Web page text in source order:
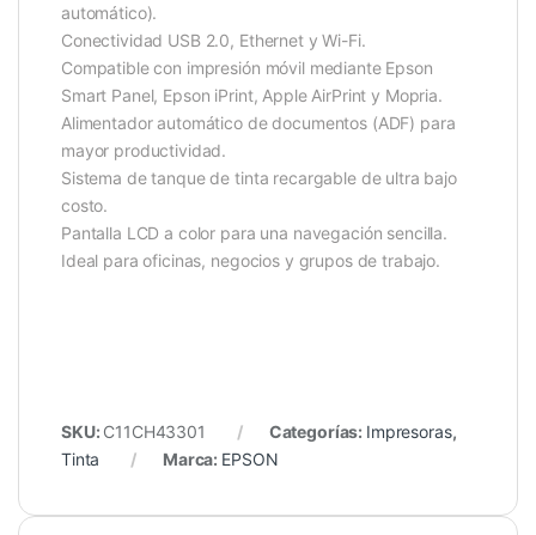
automático).
Conectividad USB 2.0, Ethernet y Wi-Fi.
Compatible con impresión móvil mediante Epson
Smart Panel, Epson iPrint, Apple AirPrint y Mopria.
Alimentador automático de documentos (ADF) para
mayor productividad.
Sistema de tanque de tinta recargable de ultra bajo
costo.
Pantalla LCD a color para una navegación sencilla.
Ideal para oficinas, negocios y grupos de trabajo.
SKU: C11CH43301 Categorías: Impresoras,
Tinta
Marca: EPSON